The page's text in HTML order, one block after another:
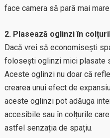
face camera să pară mai mare.
2. Plasează oglinzi în
Dacă vrei să economisești
folosești oglinzi mici plasate
Aceste oglinzi nu doar că
crearea unui efect de
aceste oglinzi pot adăuga
accesibile sau în colțurile
astfel senzația de spațiu.